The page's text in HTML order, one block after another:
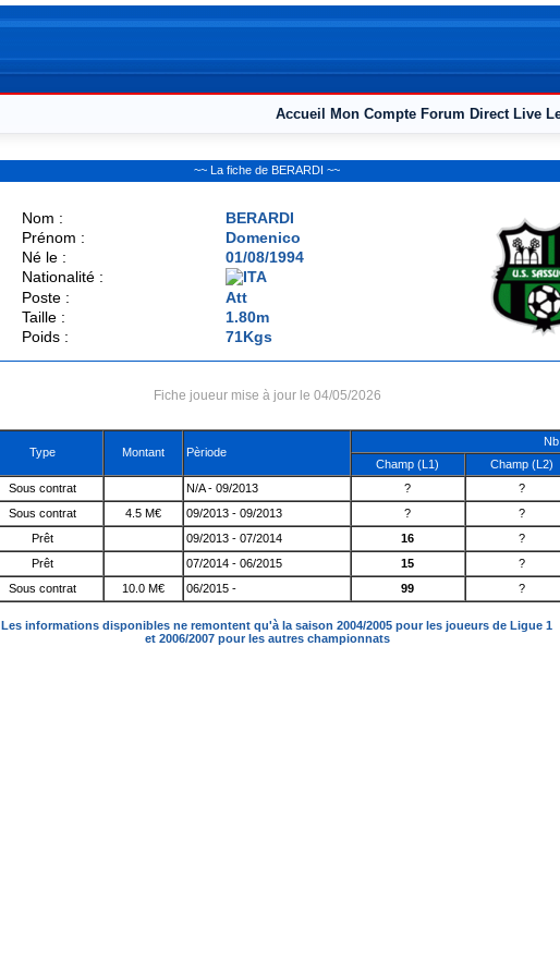
Accueil Mon Compte Forum Direct Live
~~ La fiche de BERARDI ~~
Nom :
BERARDI
Prénom :
Domenico
Né le :
01/08/1994
Nationalité :
Poste :
Att
Taille :
1.80m
Poids :
71Kgs
Fiche joueur mise à jour le 04/05/2026
Type Montant Pèriode
Champ (L1)
Champ (L2)
Sous contrat N/A - 09/2013 ? ?
Sous contrat 4.5 M€ 09/2013 - 09/2013 ? ?
Prêt 09/2013 - 07/2014 16 ?
Prêt 07/2014 - 06/2015 15 ?
Sous contrat 10.0 M€ 06/2015 - 99 ?
Les informations disponibles ne remontent qu'à la saison 2004/2005 pour les joueurs de Ligue 1
et 2006/2007 pour les autres championnats